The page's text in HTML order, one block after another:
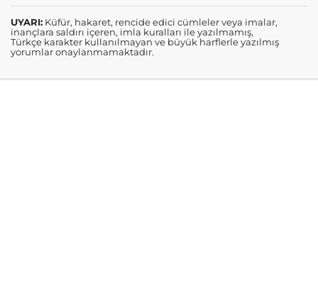
UYARI: Küfür, hakaret, rencide edici cümleler veya imalar,
inançlara saldırı içeren, imla kuralları ile yazılmamış,
Türkçe karakter kullanılmayan ve büyük harflerle yazılmış
yorumlar onaylanmamaktadır.